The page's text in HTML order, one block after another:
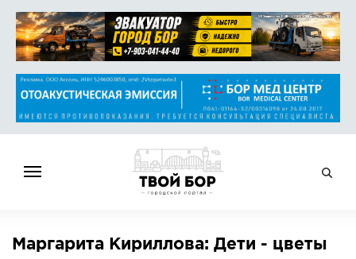
НОВОСТИ
Маргарита Кириллова: Дети - цветы